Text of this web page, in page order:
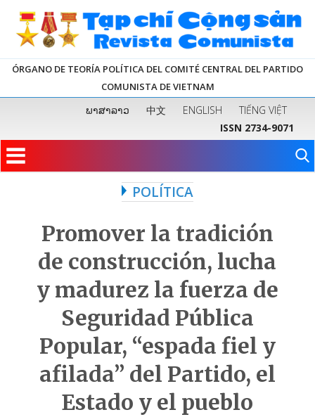
ÓRGANO DE TEORÍA POLÍTICA DEL COMITÉ CENTRAL DEL PARTIDO
COMUNISTA DE VIETNAM
ພາສາລາວ 中文 ENGLISH
TIẾNG VIỆT
ISSN 2734-9071
POLÍTICA
Promover la tradición
de construcción, lucha
y madurez la fuerza de
Seguridad Pública
Popular, “espada fiel y
afilada” del Partido, el
Estado y el pueblo